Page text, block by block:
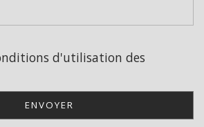
d'utilisation des
ENVOYER